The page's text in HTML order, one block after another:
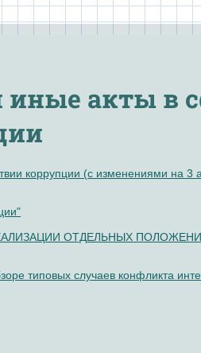
акты в
коррупции (с изменениями на 3
ОТДЕЛЬНЫХ
типовых случаев конфликта